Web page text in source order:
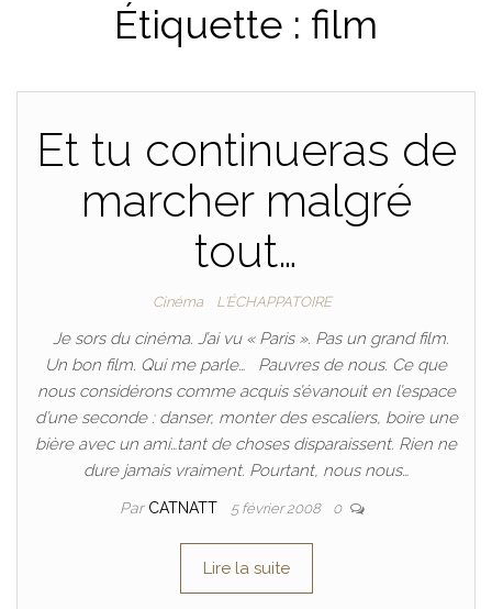
Étiquette : film
Et tu continueras de
marcher malgré
tout…
Cinéma L'ÉCHAPPATOIRE
Je sors du cinéma. J’ai vu « Paris ». Pas un grand film.
Un bon film. Qui me parle… Pauvres de nous. Ce que
nous considérons comme acquis s’évanouit en l’espace
d’une seconde : danser, monter des escaliers, boire une
bière avec un ami…tant de choses disparaissent. Rien ne
dure jamais vraiment. Pourtant, nous nous…
Par CATNATT 5 février 2008 0
Lire la suite